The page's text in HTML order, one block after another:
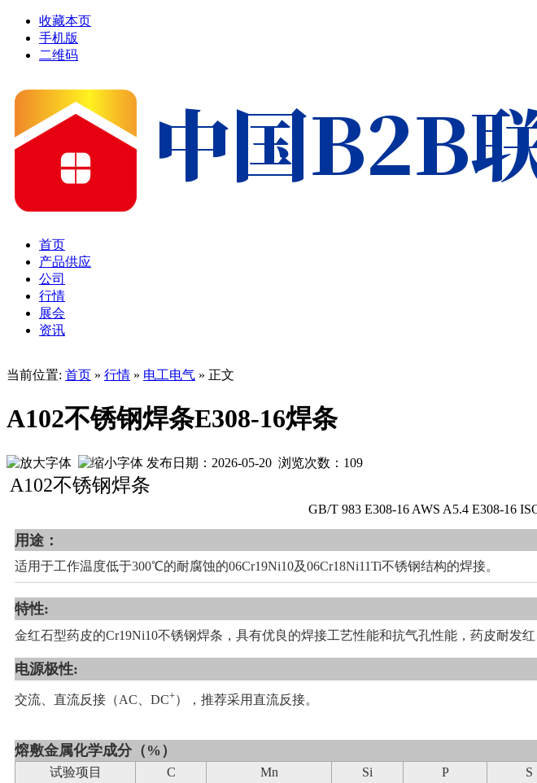
收藏本页
手机版
二维码
首页
产品供应
公司
行情
展会
资讯
当前位置: 首页 » 行情 » 电工电气 » 正文
A102不锈钢焊条E308-16焊条
发布日期：2026-05-20 浏览次数： 109
A102不锈钢焊条
GB/T 983 E308-16 AWS A5.4 E308-16
用途：
适用于工作温度低于300℃的耐腐蚀的06Cr19Ni10及06Cr18Ni11Ti不锈钢结构的焊接。
特性:
金红石型药皮的Cr19Ni10不锈钢焊条，具有优良的焊接工艺性能和抗气孔性能，药皮耐发
电源极性:
交流、直流反接（AC、DC+），推荐采用直流反接。
熔敷金属化学成分（%）
试验项目 C Mn Si P S